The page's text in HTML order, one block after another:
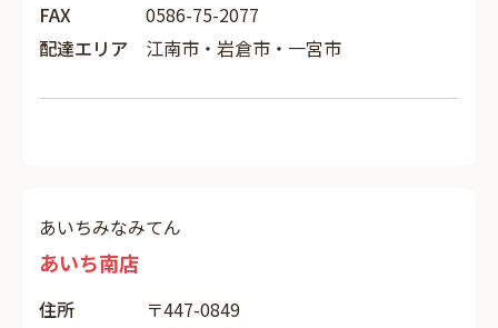
FAX
0586-75-2077
配達エリア
江南市・岩倉市・一宮市
あいちみなみてん
あいち南店
住所
〒447-0849